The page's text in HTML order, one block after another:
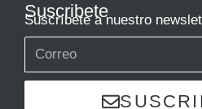
Suscribete
Suscríbete a nuestro